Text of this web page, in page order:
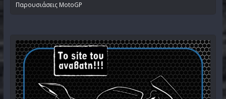
Παρουσιάσεις MotoGP